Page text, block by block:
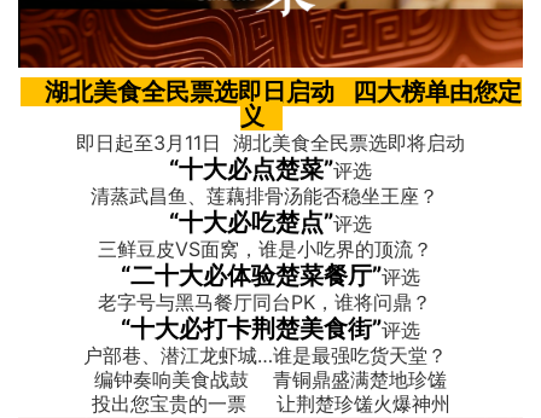
湖北美食全民票选即日启动 四大榜单由您定
义
即日起至3月11日 湖北美食全民票选即将启动
“十大必点楚菜”评选
清蒸武昌鱼、莲藕排骨汤能否稳坐王座？
“十大必吃楚点”评选
三鲜豆皮VS面窝，谁是小吃界的顶流？
“二十大必体验楚菜餐厅”评选
老字号与黑马餐厅同台PK，谁将问鼎？
“十大必打卡荆楚美食街”评选
户部巷、潜江龙虾城…谁是最强吃货天堂？
编钟奏响美食战鼓 青铜鼎盛满楚地珍馐
投出您宝贵的一票 让荆楚珍馐火爆神州